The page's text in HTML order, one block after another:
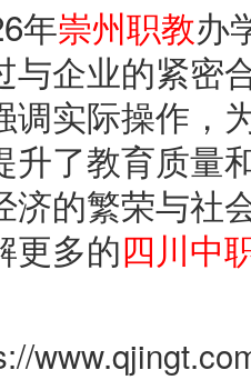
年崇州职教办
与企业的紧密
调实际操作，
升了教育质量
济的繁荣与社
更多的四川中